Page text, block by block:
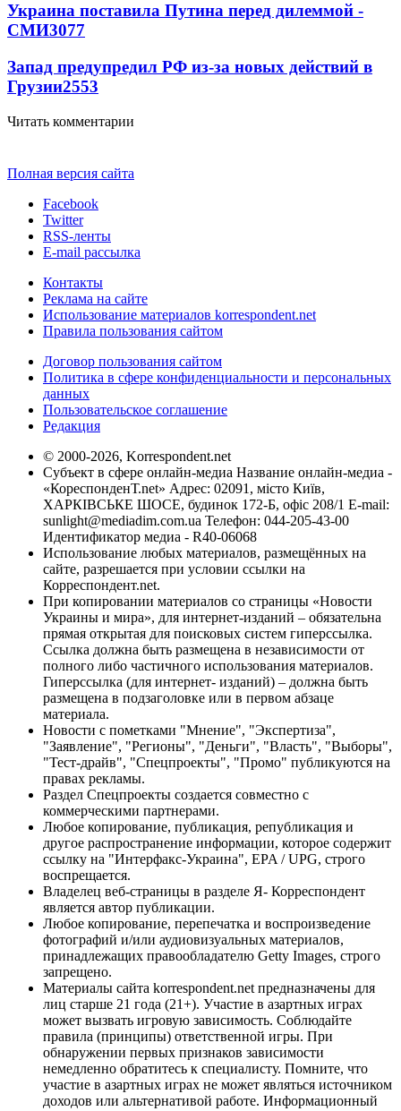
Украина поставила Путина перед дилеммой -
СМИ3077
Запад предупредил РФ из-за новых действий в
Грузии2553
Читать комментарии
Полная версия сайта
Facebook
Twitter
RSS-ленты
E-mail рассылка
Контакты
Реклама на сайте
Использование материалов korrespondent.net
Правила пользования сайтом
Договор пользования сайтом
Политика в сфере конфиденциальности и персональных
данных
Пользовательское соглашение
Редакция
© 2000-2026, Korrespondent.net
Субъект в сфере онлайн-медиа Название онлайн-медиа -
«КореспонденТ.net» Адрес: 02091, місто Київ,
ХАРКІВСЬКЕ ШОСЕ, будинок 172-Б, офіс 208/1 E-mail:
sunlight@mediadim.com.ua Телефон: 044-205-43-00
Идентификатор медиа - R40-06068
Использование любых материалов, размещённых на
сайте, разрешается при условии ссылки на
Корреспондент.net.
При копировании материалов со страницы «Новости
Украины и мира», для интернет-изданий – обязательна
прямая открытая для поисковых систем гиперссылка.
Ссылка должна быть размещена в независимости от
полного либо частичного использования материалов.
Гиперссылка (для интернет- изданий) – должна быть
размещена в подзаголовке или в первом абзаце
материала.
Новости с пометками "Мнение", "Экспертиза",
"Заявление", "Регионы", "Деньги", "Власть", "Выборы",
"Тест-драйв", "Спецпроекты", "Промо" публикуются на
правах рекламы.
Раздел Спецпроекты создается совместно с
коммерческими партнерами.
Любое копирование, публикация, републикация и
другое распространение информации, которое содержит
ссылку на "Интерфакс-Украина", EPA / UPG, строго
воспрещается.
Владелец веб-страницы в разделе Я- Корреспондент
является автор публикации.
Любое копирование, перепечатка и воспроизведение
фотографий и/или аудиовизуальных материалов,
принадлежащих правообладателю Getty Images, строго
запрещено.
Материалы сайта korrespondent.net предназначены для
лиц старше 21 года (21+). Участие в азартных играх
может вызвать игровую зависимость. Соблюдайте
правила (принципы) ответственной игры. При
обнаружении первых признаков зависимости
немедленно обратитесь к специалисту. Помните, что
участие в азартных играх не может являться источником
доходов или альтернативой работе. Информационный